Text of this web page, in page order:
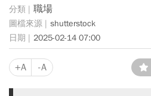
職場
shutterstock
2025-02-14 07:00
+A -A